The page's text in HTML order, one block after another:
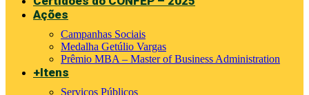
Ações
Campanhas Sociais
Medalha Getúlio Vargas
Prêmio MBA – Master of Business Administration
+Itens
Serviços Públicos